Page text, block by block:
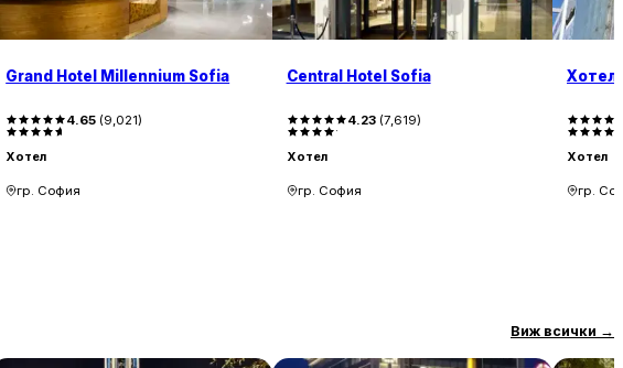
Grand Hotel Millennium Sofia
4.65 (9,021)
Хотел
гр. София
Central Hotel Sofia
4.23(7,619)
Хотел
гр. София
Хотел
Хотел
гр.
Виж всички →